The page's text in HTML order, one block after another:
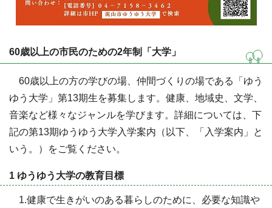
60歳以上の市民のための2年制「大学」
60歳以上の方の学びの場、仲間づくりの場である「ゆう
ゆう大学」第13期生を募集します。健康、地域史、文学、
音楽など様々なジャンルを学びます。詳細については、下
記の第13期ゆうゆう大学入学案内（以下、「入学案内」と
いう。）をご覧ください。
1 ゆうゆう大学の教育目標
1.健康で生きがいのある暮らしのために、必要な知識や